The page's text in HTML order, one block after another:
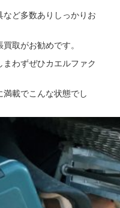
ど多数ありしっかりお
取がお勧めです。
わずぜひカエルファク
載でこんな状態でし